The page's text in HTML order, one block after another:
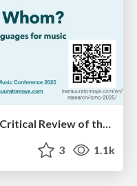
Hiding What from Whom? A Critical Review of the History of Programming languages for Music
3 1.1k